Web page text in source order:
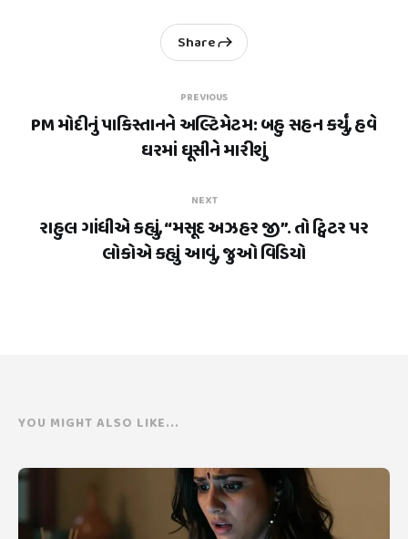
PREVIOUS
PM મોદીનું પાકિસ્તાનને અલ્ટિમેટમ: બહુ સહન કર્યું, હવે
ઘરમાં ઘૂસીને મારીશું
Share
NEXT
રાહુલ ગાંધીએ કહ્યું, “મસૂદ અઝહર જી”. તો ટ્વિટર પર
લોકોએ કહ્યું આવું, જુઓ વિડિયો
YOU MIGHT ALSO LIKE...